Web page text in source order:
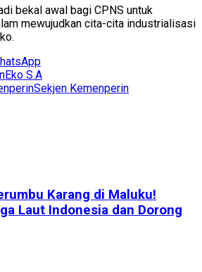
bekal awal bagi CPNS untuk
mewujudkan cita-cita industrialisasi
Eko S.A
Sekjen Kemenperin
Karang di Maluku!
Laut Indonesia dan Dorong